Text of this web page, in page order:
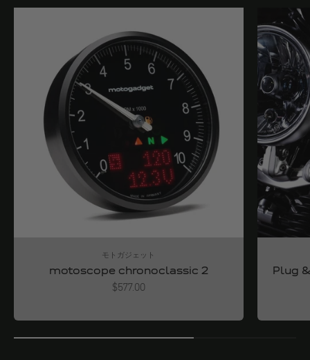
モトガジェット
motoscope chronoclassic 2
Angebot
$577.00
Plug